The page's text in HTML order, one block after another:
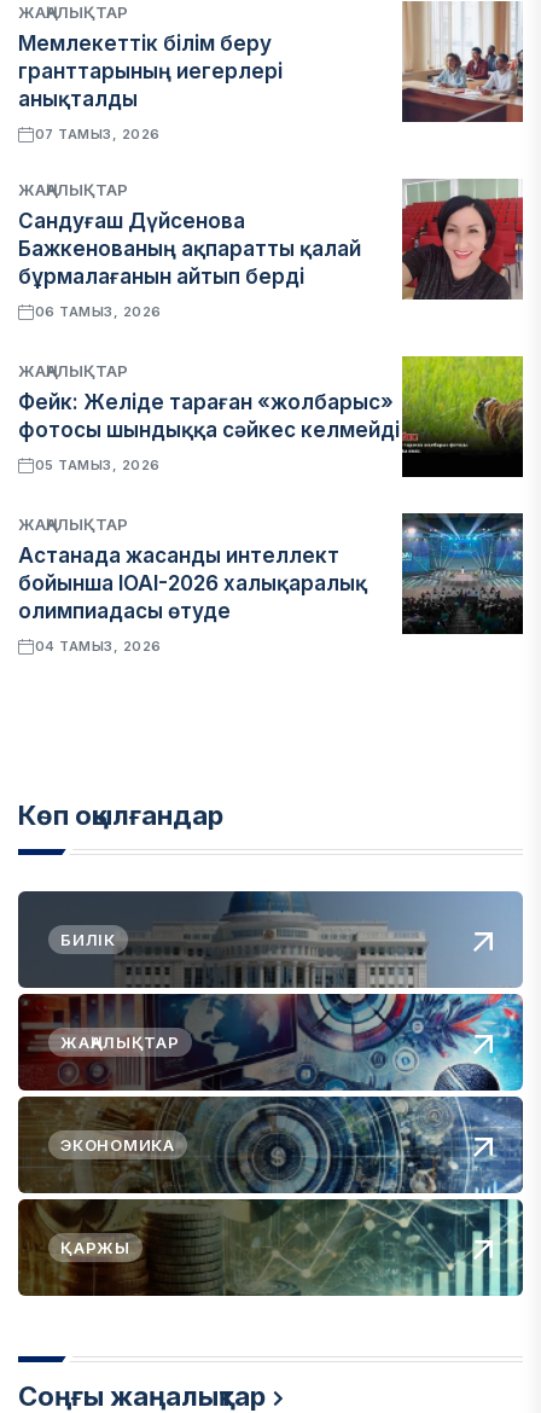
ЖАҢАЛЫҚТАР
Мемлекеттік білім беру
гранттарының иегерлері
анықталды
07 ТАМЫЗ, 2026
ЖАҢАЛЫҚТАР
Сандуғаш Дүйсенова
Бажкенованың ақпаратты қалай
бұрмалағанын айтып берді
06 ТАМЫЗ, 2026
ЖАҢАЛЫҚТАР
Фейк: Желіде тараған «жолбарыс»
фотосы шындыққа сәйкес келмейді
05 ТАМЫЗ, 2026
ЖАҢАЛЫҚТАР
Астанада жасанды интеллект
бойынша IOAI-2026 халықаралық
олимпиадасы өтуде
04 ТАМЫЗ, 2026
Көп оқылғандар
БИЛІК
ЖАҢАЛЫҚТАР
ЭКОНОМИКА
ҚАРЖЫ
Соңғы жаңалықтар